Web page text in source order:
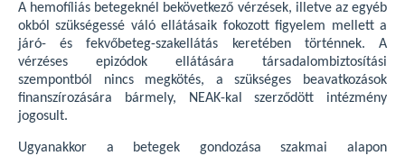
A hemofíliás betegeknél bekövetkező vérzések, illetve az egyéb
okból szükségessé váló ellátásaik fokozott figyelem mellett a
járó- és fekvőbeteg-szakellátás keretében történnek. A
vérzéses epizódok ellátására társadalombiztosítási
szempontból nincs megkötés, a szükséges beavatkozások
finanszírozására bármely, NEAK-kal szerződött intézmény
jogosult.
Ugyanakkor a betegek gondozása szakmai alapon